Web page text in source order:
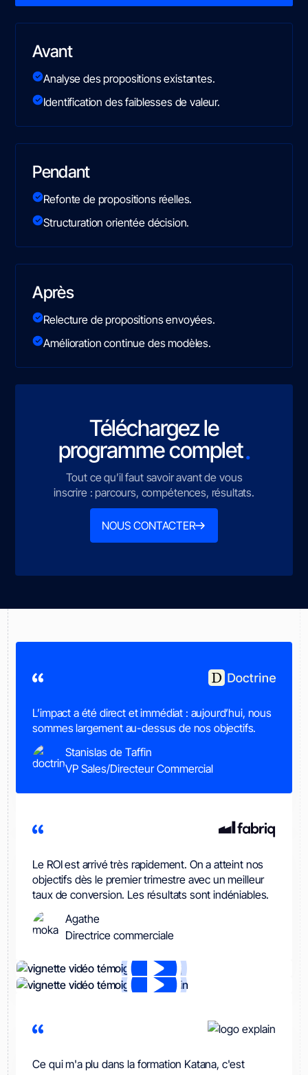
Avant
Analyse des propositions existantes.
Identification des faiblesses de valeur.
Pendant
Refonte de propositions réelles.
Structuration orientée décision.
Après
Relecture de propositions envoyées.
Amélioration continue des modèles.
Téléchargez le
programme complet.
Tout ce qu’il faut savoir avant de vous
inscrire : parcours, compétences, résultats.
NOUS CONTACTER
L’impact a été direct et immédiat : aujourd’hui, nous
sommes largement au-dessus de nos objectifs.
Stanislas de Taffin
VP Sales/Directeur Commercial
Le ROI est arrivé très rapidement. On a atteint nos
objectifs dès le premier trimestre avec un meilleur
taux de conversion. Les résultats sont indéniables.
Agathe
Directrice commerciale
Ce qui m'a plu dans la formation Katana, c'est